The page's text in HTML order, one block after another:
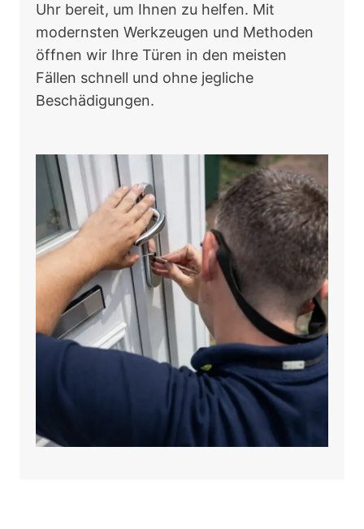
Uhr bereit, um Ihnen zu helfen. Mit
modernsten Werkzeugen und Methoden
öffnen wir Ihre Türen in den meisten
Fällen schnell und ohne jegliche
Beschädigungen.